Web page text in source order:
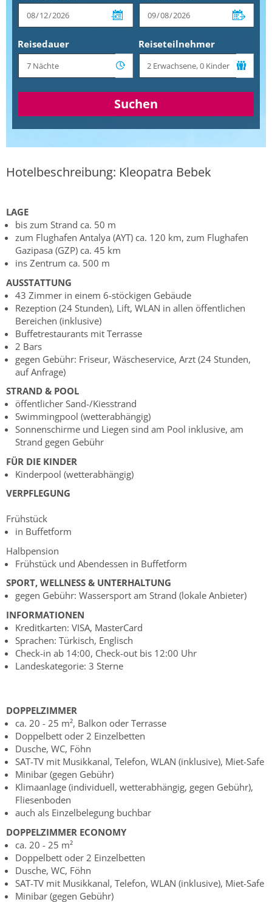
Reisedauer Reiseteilnehmer
Suchen
Hotelbeschreibung: Kleopatra Bebek
LAGE
bis zum Strand ca. 50 m
zum Flughafen Antalya (AYT) ca. 120 km, zum Flughafen
Gazipasa (GZP) ca. 45 km
ins Zentrum ca. 500 m
AUSSTATTUNG
43 Zimmer in einem 6-stöckigen Gebäude
Rezeption (24 Stunden), Lift, WLAN in allen öffentlichen
Bereichen (inklusive)
Buffetrestaurants mit Terrasse
2 Bars
gegen Gebühr: Friseur, Wäscheservice, Arzt (24 Stunden,
auf Anfrage)
STRAND & POOL
öffentlicher Sand-/Kiesstrand
Swimmingpool (wetterabhängig)
Sonnenschirme und Liegen sind am Pool inklusive, am
Strand gegen Gebühr
FÜR DIE KINDER
Kinderpool (wetterabhängig)
VERPFLEGUNG
Frühstück
in Buffetform
Halbpension
Frühstück und Abendessen in Buffetform
SPORT, WELLNESS & UNTERHALTUNG
gegen Gebühr: Wassersport am Strand (lokale Anbieter)
INFORMATIONEN
Kreditkarten: VISA, MasterCard
Sprachen: Türkisch, Englisch
Check-in ab 14:00, Check-out bis 12:00 Uhr
Landeskategorie: 3 Sterne
DOPPELZIMMER
ca. 20 - 25 m², Balkon oder Terrasse
Doppelbett oder 2 Einzelbetten
Dusche, WC, Föhn
SAT-TV mit Musikkanal, Telefon, WLAN (inklusive), Miet-Safe
Minibar (gegen Gebühr)
Klimaanlage (individuell, wetterabhängig, gegen Gebühr),
Fliesenboden
auch als Einzelbelegung buchbar
DOPPELZIMMER ECONOMY
ca. 20 - 25 m²
Doppelbett oder 2 Einzelbetten
Dusche, WC, Föhn
SAT-TV mit Musikkanal, Telefon, WLAN (inklusive), Miet-Safe
Minibar (gegen Gebühr)